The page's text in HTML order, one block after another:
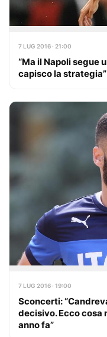
7 LUG 2016 · 21:00
“Ma il Napoli segue
capisco la strategia”
7 LUG 2016 · 19:00
Sconcerti:
decisivo. Ecco cosa
anno fa”